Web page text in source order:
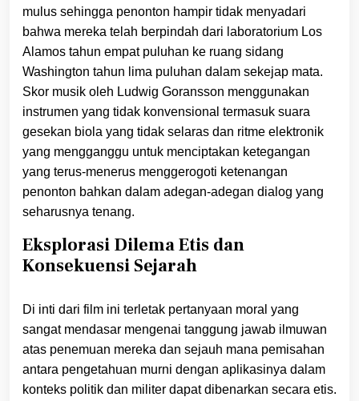
mulus sehingga penonton hampir tidak menyadari
bahwa mereka telah berpindah dari laboratorium Los
Alamos tahun empat puluhan ke ruang sidang
Washington tahun lima puluhan dalam sekejap mata.
Skor musik oleh Ludwig Goransson menggunakan
instrumen yang tidak konvensional termasuk suara
gesekan biola yang tidak selaras dan ritme elektronik
yang mengganggu untuk menciptakan ketegangan
yang terus-menerus menggerogoti ketenangan
penonton bahkan dalam adegan-adegan dialog yang
seharusnya tenang.
Eksplorasi Dilema Etis dan
Konsekuensi Sejarah
Di inti dari film ini terletak pertanyaan moral yang
sangat mendasar mengenai tanggung jawab ilmuwan
atas penemuan mereka dan sejauh mana pemisahan
antara pengetahuan murni dengan aplikasinya dalam
konteks politik dan militer dapat dibenarkan secara etis.